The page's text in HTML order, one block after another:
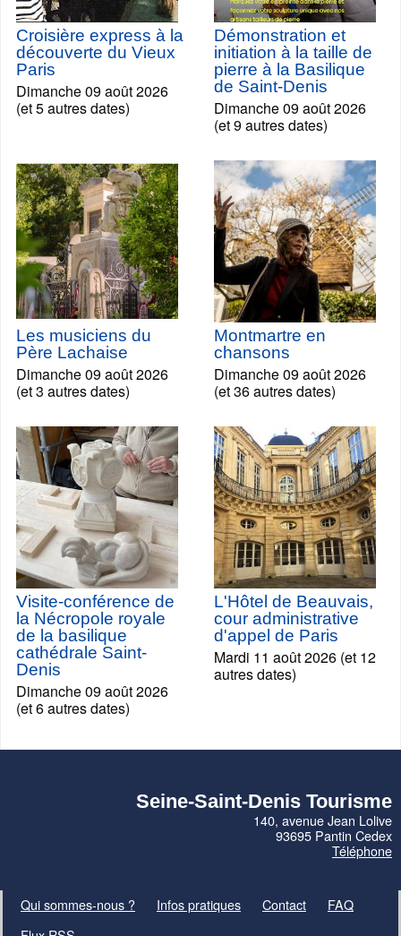
Croisière express à la
découverte du Vieux
Paris
Dimanche 09 août 2026
(et 5 autres dates)
Démonstration et
initiation à la taille de
pierre à la Basilique
de Saint-Denis
Dimanche 09 août 2026
(et 9 autres dates)
Les musiciens du
Père Lachaise
Dimanche 09 août 2026
(et 3 autres dates)
Montmartre en
chansons
Dimanche 09 août 2026
(et 36 autres dates)
Visite-conférence de
la Nécropole royale
de la basilique
cathédrale Saint-
Denis
Dimanche 09 août 2026
(et 6 autres dates)
L'Hôtel de Beauvais,
cour administrative
d'appel de Paris
Mardi 11 août 2026 (et 12
autres dates)
Seine-Saint-Denis Tourisme
140, avenue Jean Lolive
93695 Pantin Cedex
Téléphone
Qui sommes-nous ? Infos pratiques Contact
FAQ